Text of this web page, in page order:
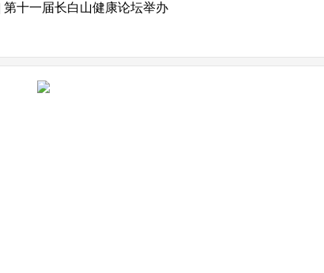
第十一届长白山健康论坛举办